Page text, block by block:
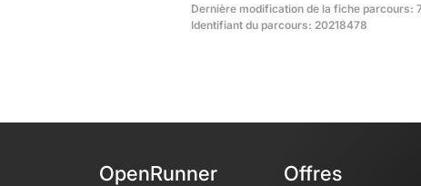
Dernière modification de la fiche parcours:
Identifiant du parcours: 20218478
OpenRunner Offres